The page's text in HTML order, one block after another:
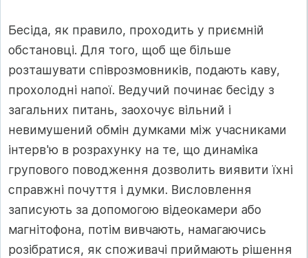
Бесіда, як правило, проходить у приємній
обстановці. Для того, щоб ще більше
розташувати співрозмовників, подають каву,
прохолодні напої. Ведучий починає бесіду з
загальних питань, заохочує вільний і
невимушений обмін думками між учасниками
інтерв'ю в розрахунку на те, що динаміка
групового поводження дозволить виявити їхні
справжні почуття і думки. Висловлення
записують за допомогою відеокамери або
магнітофона, потім вивчають, намагаючись
розібратися, як споживачі приймають рішення